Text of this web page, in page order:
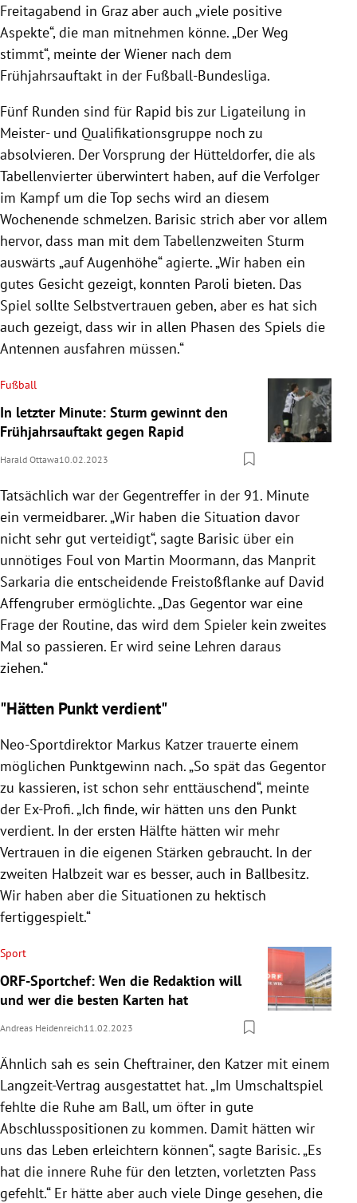
Freitagabend in Graz aber auch „viele positive
Aspekte“, die man mitnehmen könne. „Der Weg
stimmt“, meinte der Wiener nach dem
Frühjahrsauftakt in der Fußball-Bundesliga.
Fünf Runden sind für Rapid bis zur Ligateilung in
Meister- und Qualifikationsgruppe noch zu
absolvieren. Der Vorsprung der Hütteldorfer, die als
Tabellenvierter überwintert haben, auf die Verfolger
im Kampf um die Top sechs wird an diesem
Wochenende schmelzen. Barisic strich aber vor allem
hervor, dass man mit dem Tabellenzweiten Sturm
auswärts „auf Augenhöhe“ agierte. „Wir haben ein
gutes Gesicht gezeigt, konnten Paroli bieten. Das
Spiel sollte Selbstvertrauen geben, aber es hat sich
auch gezeigt, dass wir in allen Phasen des Spiels die
Antennen ausfahren müssen.“
Fußball
In letzter Minute: Sturm gewinnt den
Frühjahrsauftakt gegen Rapid
Harald Ottawa10.02.2023
Tatsächlich war der Gegentreffer in der 91. Minute
ein vermeidbarer. „Wir haben die Situation davor
nicht sehr gut verteidigt“, sagte Barisic über ein
unnötiges Foul von Martin Moormann, das Manprit
Sarkaria die entscheidende Freistoßflanke auf David
Affengruber ermöglichte. „Das Gegentor war eine
Frage der Routine, das wird dem Spieler kein zweites
Mal so passieren. Er wird seine Lehren daraus
ziehen.“
"Hätten Punkt verdient"
Neo-Sportdirektor Markus Katzer trauerte einem
möglichen Punktgewinn nach. „So spät das Gegentor
zu kassieren, ist schon sehr enttäuschend“, meinte
der Ex-Profi. „Ich finde, wir hätten uns den Punkt
verdient. In der ersten Hälfte hätten wir mehr
Vertrauen in die eigenen Stärken gebraucht. In der
zweiten Halbzeit war es besser, auch in Ballbesitz.
Wir haben aber die Situationen zu hektisch
fertiggespielt.“
Sport
ORF-Sportchef: Wen die Redaktion will
und wer die besten Karten hat
Andreas Heidenreich11.02.2023
Ähnlich sah es sein Cheftrainer, den Katzer mit einem
Langzeit-Vertrag ausgestattet hat. „Im Umschaltspiel
fehlte die Ruhe am Ball, um öfter in gute
Abschlusspositionen zu kommen. Damit hätten wir
uns das Leben erleichtern können“, sagte Barisic. „Es
hat die innere Ruhe für den letzten, vorletzten Pass
gefehlt.“ Er hätte aber auch viele Dinge gesehen, die